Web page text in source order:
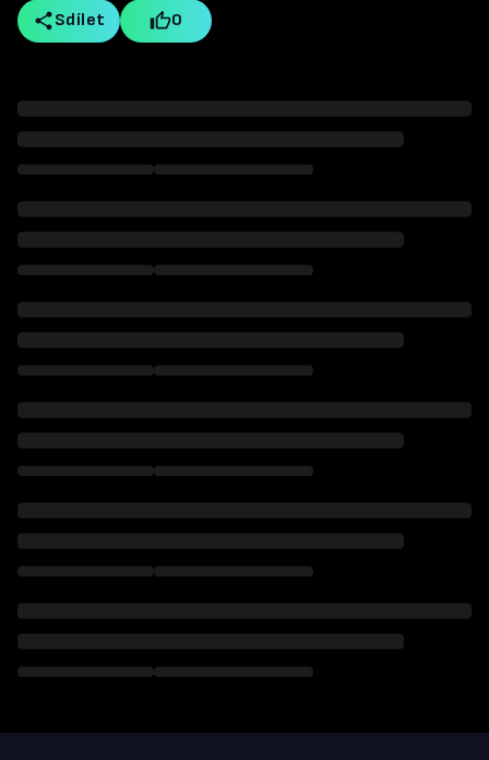
dojde na Tomáše Skuhravého, posezení do ranních hodin nebo
přestupy do zahraničních velkoklubů. Celou debatu, kterou
Sdílet 0